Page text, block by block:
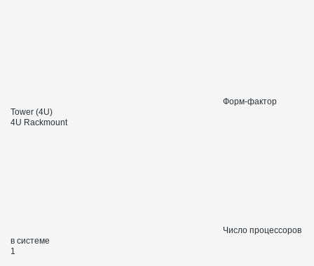
Форм-фактор
Tower (4U)
4U Rackmount
Число процессоров
в системе
1